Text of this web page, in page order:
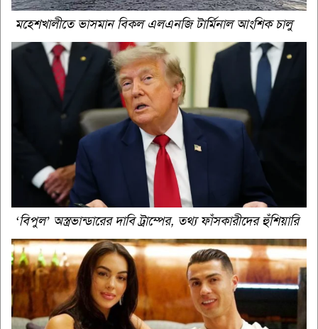
মহেশখালীতে ভাসমান বিকল এলএনজি টার্মিনাল আংশিক চালু
‘বিপুল’ অস্ত্রভান্ডারের দাবি ট্রাম্পের, তথ্য ফাঁসকারীদের হুঁশিয়ারি